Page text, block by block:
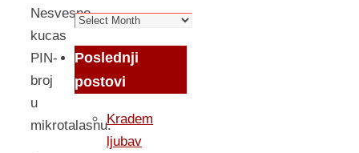
Nesvesno
kucas
PIN-
broj
u
mikrotalasnu.
Arhiva
Poslednji
postovi
Kradem
ljubav